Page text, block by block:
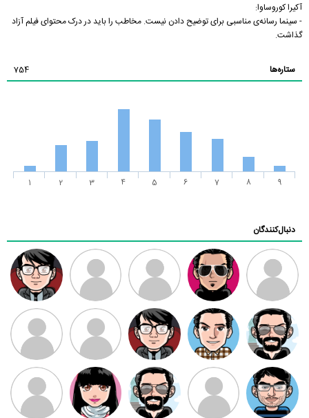
آکیرا کوروساوا:
- سینما رسانه‌ی مناسبی برای توضیح دادن نیست. مخاطب را باید در درک محتوای فیلم آزاد
گذاشت.
ستاره‌ها 754
1 2 3 4 5 6 7 8 9
دنبال‌کنندگان
ممدرضا رضا کاظمی زهرا ~ ابتین
سید محمد
موسوی
مهدی فرهمند مهدی سلطانی داود رضیی
طرفدار میلی
بابی براون
کیوان کیانی